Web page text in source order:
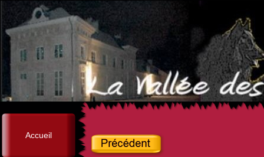
Accueil